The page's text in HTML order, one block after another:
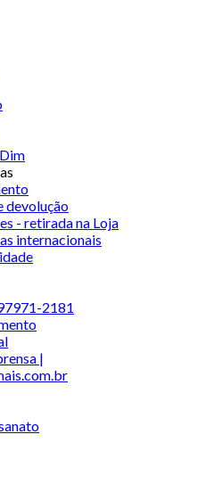
devolução
- retirada na Loja
internacionais
2181
|